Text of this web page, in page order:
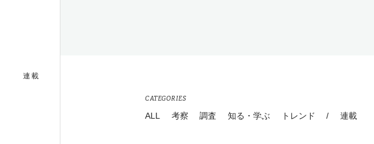
連載
CATEGORIES
ALL 考察 調査 知る・学ぶ トレンド / 連載